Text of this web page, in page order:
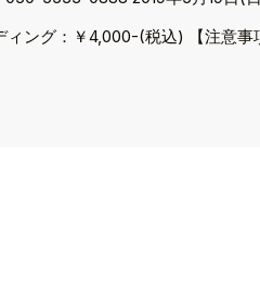
ング：￥4,000-(税込) 【注意